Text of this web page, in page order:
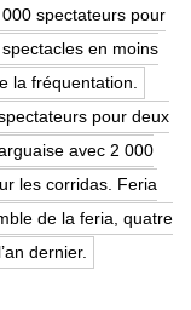
spectateurs pour
en moins
la fréquentation.
pour deux
avec 2 000
les corridas. Feria
de la feria, quatre
dernier.